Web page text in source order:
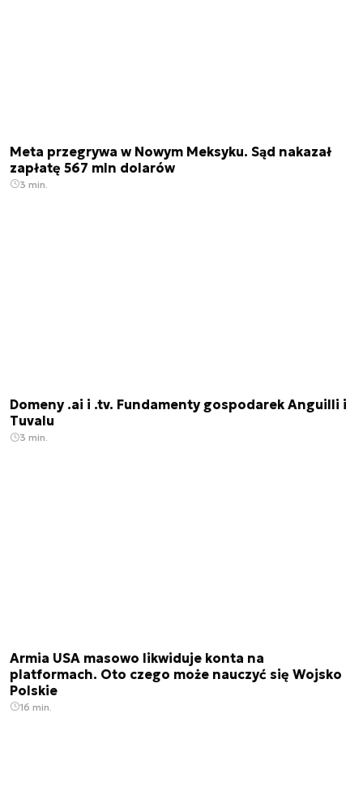
Meta przegrywa w Nowym Meksyku. Sąd nakazał
zapłatę 567 mln dolarów
3 min.
Domeny .ai i .tv. Fundamenty gospodarek Anguilli i
Tuvalu
3 min.
Armia USA masowo likwiduje konta na
platformach. Oto czego może nauczyć się Wojsko
Polskie
16 min.